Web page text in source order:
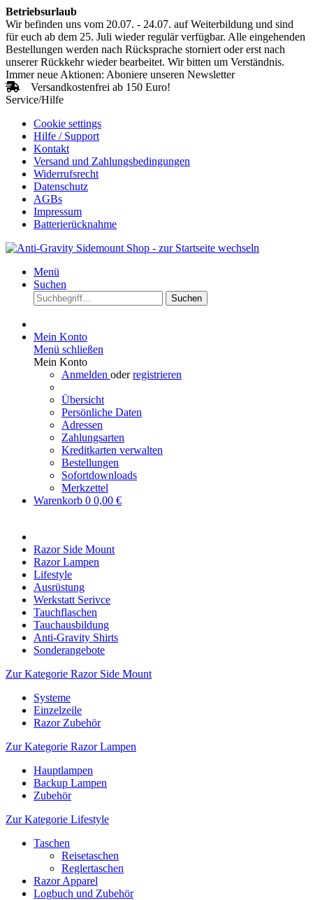
Betriebsurlaub
Wir befinden uns vom 20.07. - 24.07. auf Weiterbildung und sind
für euch ab dem 25. Juli wieder regulär verfügbar. Alle eingehenden
Bestellungen werden nach Rücksprache storniert oder erst nach
unserer Rückkehr wieder bearbeitet. Wir bitten um Verständnis.
Immer neue Aktionen: Aboniere unseren Newsletter
Versandkostenfrei ab 150 Euro!
Service/Hilfe
Cookie settings
Hilfe / Support
Kontakt
Versand und Zahlungsbedingungen
Widerrufsrecht
Datenschutz
AGBs
Impressum
Batterierücknahme
Menü
Suchen
Suchen
Mein Konto
Menü schließen
Mein Konto
Anmelden oderregistrieren
Übersicht
Persönliche Daten
Adressen
Zahlungsarten
Kreditkarten verwalten
Bestellungen
Sofortdownloads
Merkzettel
Warenkorb 0 0,00 €
Razor Side Mount
Razor Lampen
Lifestyle
Ausrüstung
Werkstatt Serivce
Tauchflaschen
Tauchausbildung
Anti-Gravity Shirts
Sonderangebote
Zur Kategorie Razor Side Mount
Systeme
Einzelzeile
Razor Zubehör
Zur Kategorie Razor Lampen
Hauptlampen
Backup Lampen
Zubehör
Zur Kategorie Lifestyle
Taschen
Reisetaschen
Reglertaschen
Razor Apparel
Logbuch und Zubehör